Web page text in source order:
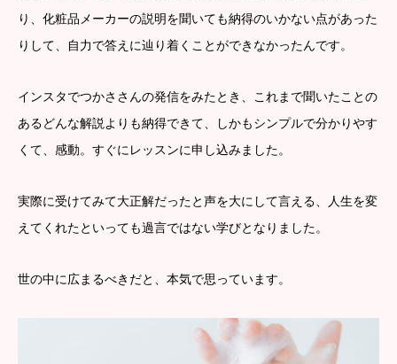
り、化粧品メーカーの説明を聞いても納得のいかない点があった
りして、自力で答えに辿り着くことができなかったんです。
インスタでつかささんの発信をみたとき、これまで聞いたことの
あるどんな解説よりも納得できて、しかもシンプルで分かりやす
くて、感動。すぐにレッスンに申し込みました。
実際に受けてみて大正解だったと声を大にして言える、人生を変
えてくれたといっても過言ではない学びとなりました。
世の中に広まるべきだと、本気で思っています。